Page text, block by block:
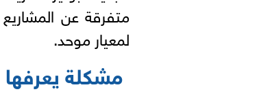
متفرقة عن
لمعيار موحد.
مشكلة